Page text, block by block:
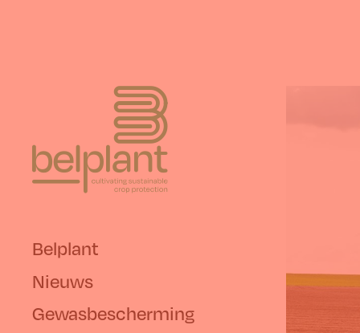
Belplant
Nieuws
Gewasbescherming